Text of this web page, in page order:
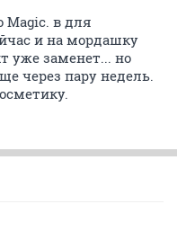
Magic. в для
и на мордашку
уже заменет... но
через пару недель.